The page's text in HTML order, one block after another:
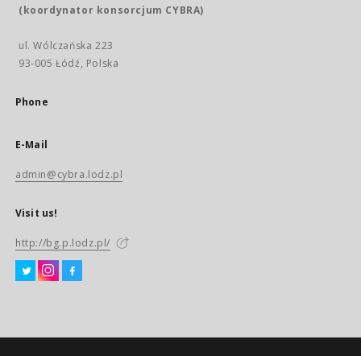
(koordynator konsorcjum CYBRA)
ul. Wólczańska 223
93-005 Łódź, Polska
Phone
E-Mail
admin@cybra.lodz.pl
Visit us!
http://bg.p.lodz.pl/